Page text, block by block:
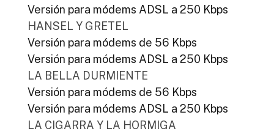
Versión para módems ADSL a 250 Kbps
HANSEL Y GRETEL
Versión para módems de 56 Kbps
Versión para módems ADSL a 250 Kbps
LA BELLA DURMIENTE
Versión para módems de 56 Kbps
Versión para módems ADSL a 250 Kbps
LA CIGARRA Y LA HORMIGA